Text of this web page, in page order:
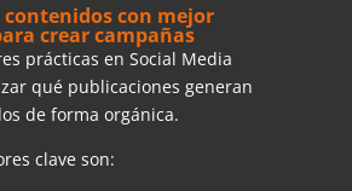
contenidos con mejor
crear campañas
prácticas en Social Media
qué publicaciones generan
de forma orgánica.
clave son: